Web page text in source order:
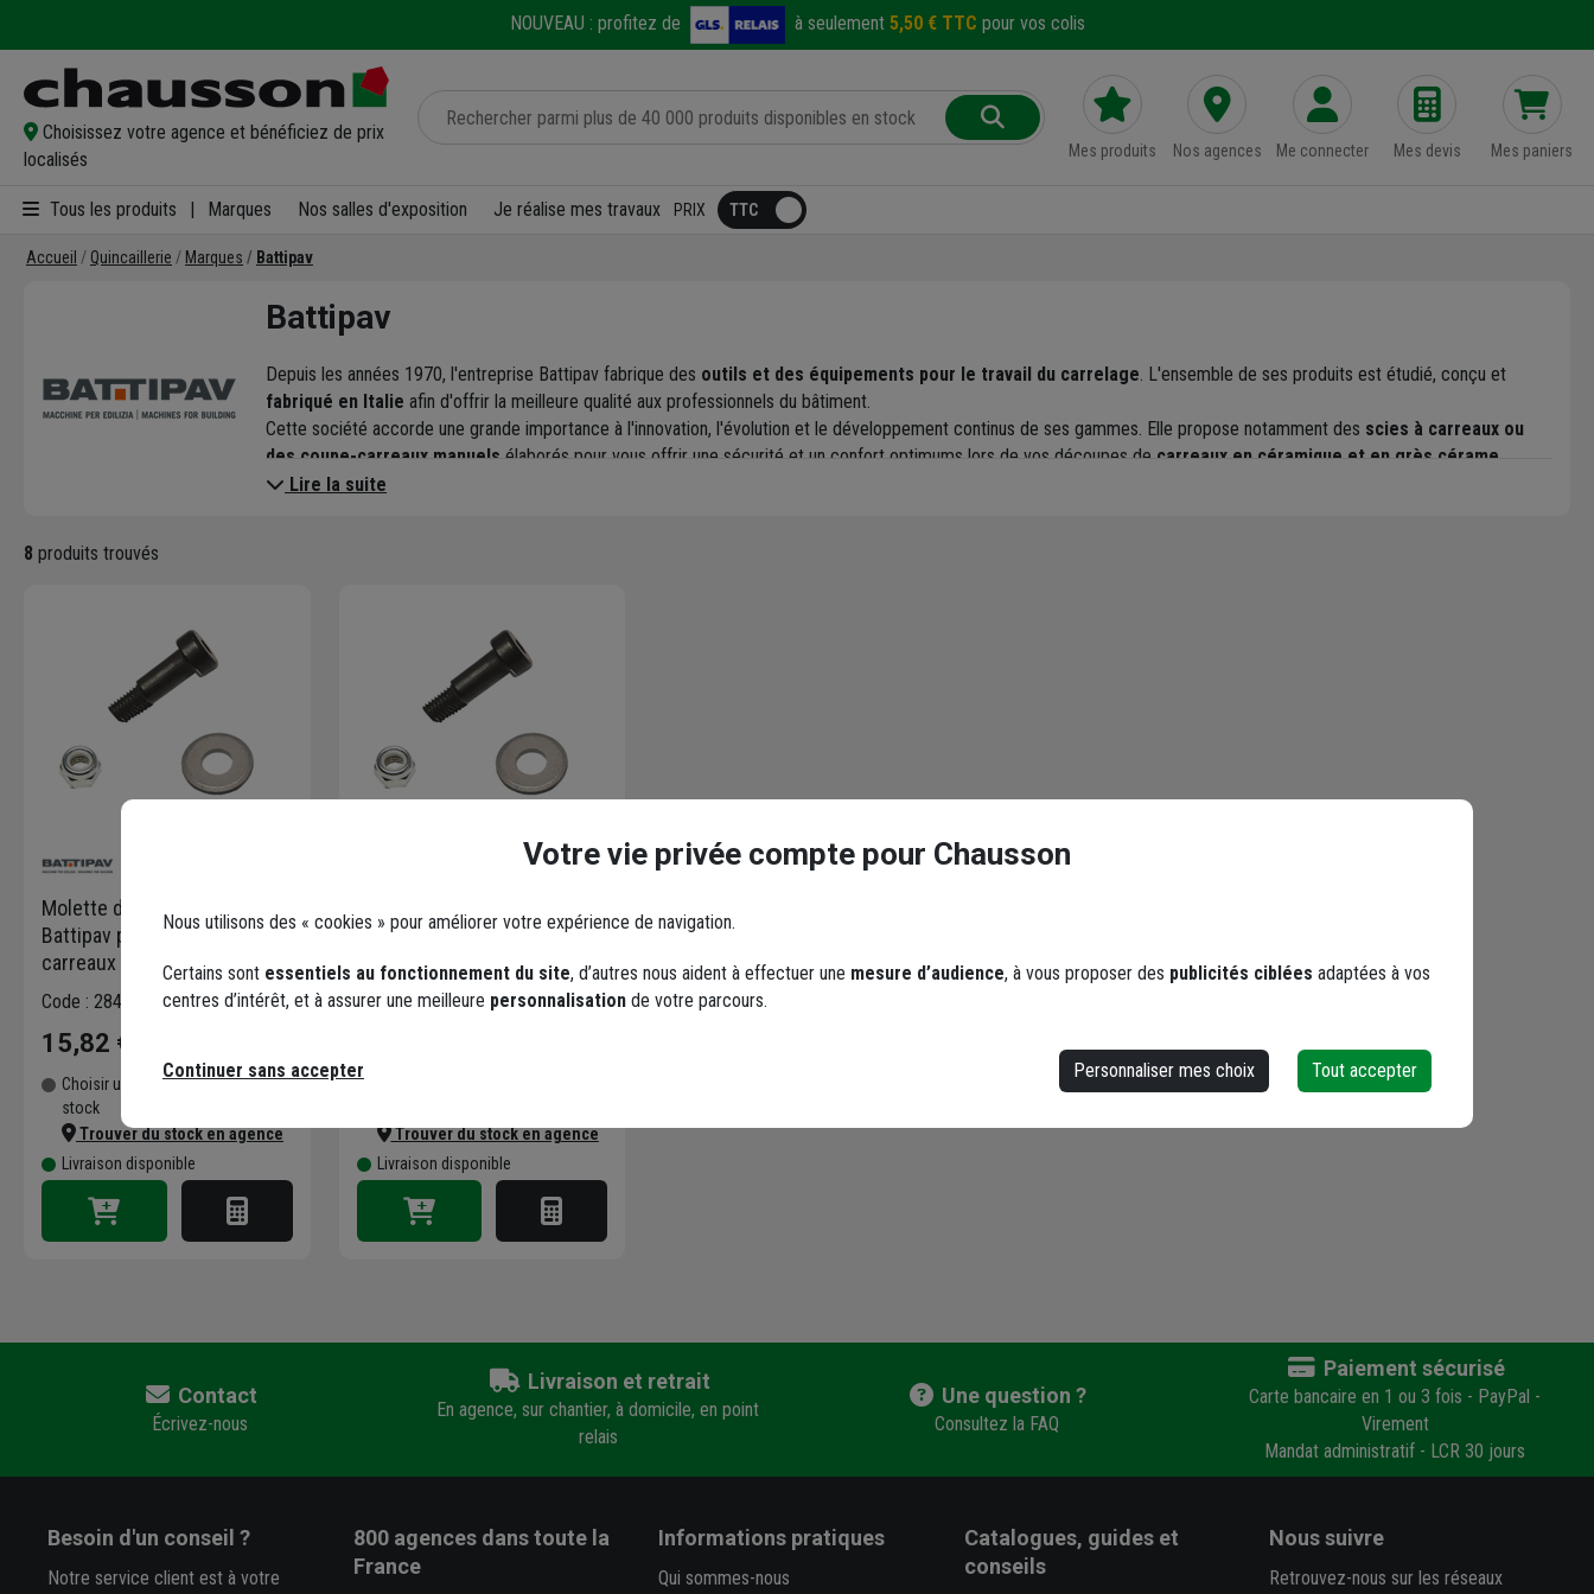
NOUVEAU : profitez de à seulement 5,50 € TTC pour vos colis
Choisissez votre agence et bénéficiez de prix
localisés
Mes produits Nos agences Me connecter Mes devis Mes paniers
Tous les produits Marques Nos salles d'exposition Je réalise mes travaux PRIX
Accueil Quincaillerie Marques Battipav
Battipav
Depuis les années 1970, l'entreprise Battipav fabrique des outils et des équipements pour le travail du carrelage . L'ensemble de ses produits est étudié, conçu et
fabriqué en Italie afin d'offrir la meilleure qualité aux professionnels du bâtiment.
Cette société accorde une grande importance à l'innovation, l'évolution et le développement continus de ses gammes. Elle propose notamment des scies à carreaux ou
des coupe-carreaux manuels élaborés pour vous offrir une sécurité et un confort optimums lors de vos découpes de carreaux en céramique et en grès cérame
Tout est pensé pour satisfaire le carreleur : en plus de proposer une
Lire la suite
8 produits trouvés
Molette de rechange
Battipav pour coupe-
carreaux Profi Evo - Ø 15 x 6
x 1,5 mm
Code : 284834-1
15,82 €
Choisir une agence pour vérifier le
stock
Trouver du stock en agence
Livraison disponible
Battipav pour coupe-
carreaux Sintesi - Ø 22 x 6 x
Code : 284821-1
Trouver du stock en agence
Livraison disponible
Contact
Écrivez-nous
Livraison et retrait
En agence, sur chantier, à domicile, en point
relais
Une question ?
Consultez la FAQ
Paiement sécurisé
Carte bancaire en 1 ou 3 fois - PayPal -
Virement
Mandat administratif - LCR 30 jours
Besoin d'un conseil ?
Notre service client est à votre
800 agencesdans toute la
France
Informations pratiques
Qui sommes-nous
Catalogues, guides et
conseils
Nous suivre
Retrouvez-nous sur les réseaux
Votre vie privée compte pour Chausson
Nous utilisons des « cookies » pour améliorer votre expérience de navigation.
Certains sont essentiels au fonctionnement du site, d’autres nous aident à effectuer une mesure d’audience, à vous proposer des publicités ciblées adaptées à vos
centres d’intérêt, et à assurer une meilleure personnalisation de votre parcours.
Personnaliser mes choix Tout accepter
Continuer sans accepter